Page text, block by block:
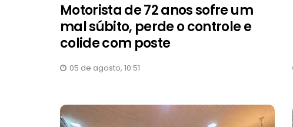
Motorista de 72 anos sofre um
mal súbito, perde o controle e
colide com poste
05 de agosto, 10:51